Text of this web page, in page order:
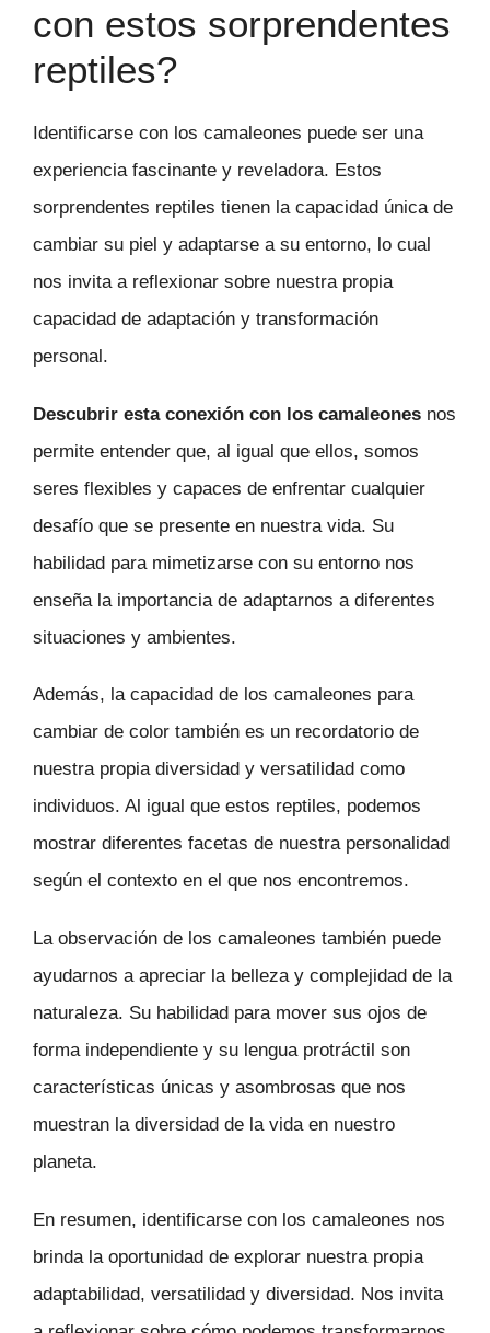
con estos sorprendentes
reptiles?
Identificarse con los camaleones puede ser una
experiencia fascinante y reveladora. Estos
sorprendentes reptiles tienen la capacidad única de
cambiar su piel y adaptarse a su entorno, lo cual
nos invita a reflexionar sobre nuestra propia
capacidad de adaptación y transformación
personal.
Descubrir esta conexión con los camaleones nos
permite entender que, al igual que ellos, somos
seres flexibles y capaces de enfrentar cualquier
desafío que se presente en nuestra vida. Su
habilidad para mimetizarse con su entorno nos
enseña la importancia de adaptarnos a diferentes
situaciones y ambientes.
Además, la capacidad de los camaleones para
cambiar de color también es un recordatorio de
nuestra propia diversidad y versatilidad como
individuos. Al igual que estos reptiles, podemos
mostrar diferentes facetas de nuestra personalidad
según el contexto en el que nos encontremos.
La observación de los camaleones también puede
ayudarnos a apreciar la belleza y complejidad de la
naturaleza. Su habilidad para mover sus ojos de
forma independiente y su lengua protráctil son
características únicas y asombrosas que nos
muestran la diversidad de la vida en nuestro
planeta.
En resumen, identificarse con los camaleones nos
brinda la oportunidad de explorar nuestra propia
adaptabilidad, versatilidad y diversidad. Nos invita